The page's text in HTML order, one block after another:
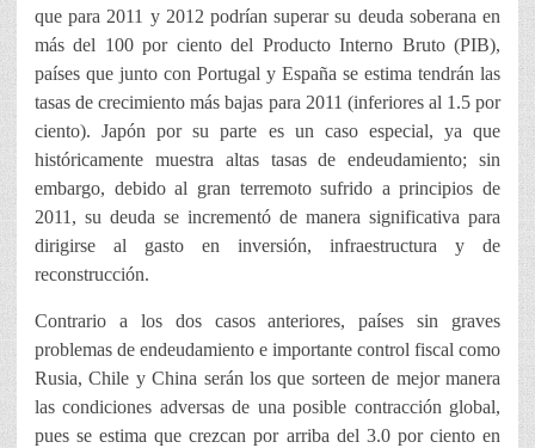
que para 2011 y 2012 podrían superar su deuda soberana en
más del 100 por ciento del Producto Interno Bruto (PIB),
países que junto con Portugal y España se estima tendrán las
tasas de crecimiento más bajas para 2011 (inferiores al 1.5 por
ciento). Japón por su parte es un caso especial, ya que
históricamente muestra altas tasas de endeudamiento; sin
embargo, debido al gran terremoto sufrido a principios de
2011, su deuda se incrementó de manera significativa para
dirigirse al gasto en inversión, infraestructura y de
reconstrucción.
Contrario a los dos casos anteriores, países sin graves
problemas de endeudamiento e importante control fiscal como
Rusia, Chile y China serán los que sorteen de mejor manera
las condiciones adversas de una posible contracción global,
pues se estima que crezcan por arriba del 3.0 por ciento en